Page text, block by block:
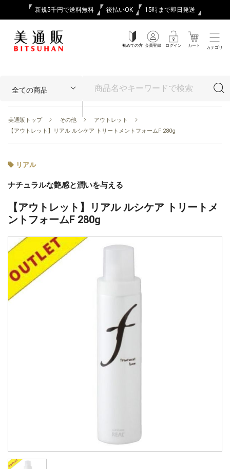
新規5千円で送料無料 後払いOK 15時まで即日発送
初めての方 会員登録 ログイン カート カテゴリ
美通販トップ その他
アウトレット
【アウトレット】リアル ルシケア トリートメントフォームF 280g
リアル
ナチュラルな艶感と潤いを与える
【アウトレット】リアル ルシケア トリートメ
ントフォームF 280g